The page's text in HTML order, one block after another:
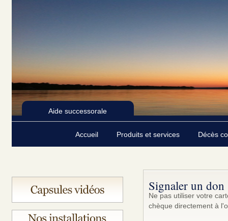
Aide successorale
Accueil Produits et services Décès
Signaler un don
Ne pas utiliser votre
chèque directement à